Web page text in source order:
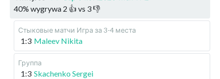
40% wygrywa 2 👍 vs 3👎
Стыковые матчи Игра за 3-4 места
1:3 Maleev Nikita
Группа
1:3 Skachenko Sergei